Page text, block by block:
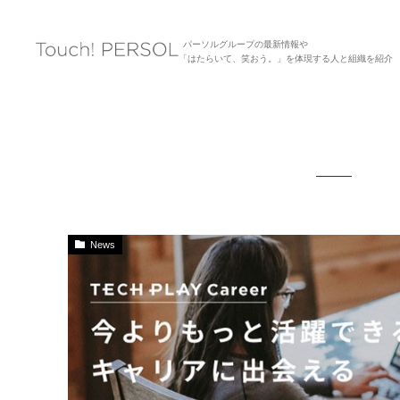
パーソルグループの最新情報や
「はたらいて、笑おう。」を体現する人と組織を紹介
News